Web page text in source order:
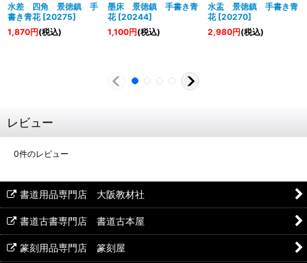
水差 四角 景徳鎮 手
書き青花 [20275]
1,870円(税込)
墨床 景徳鎮 手書き青
花 [20244]
1,100円(税込)
水盂 景徳鎮 手書き青
花 [20270]
2,980円(税込)
レビュー
0件のレビュー
書道用品専門店 大阪教材社
書道古書専門店 書道古本屋
篆刻用品専門店 篆刻屋